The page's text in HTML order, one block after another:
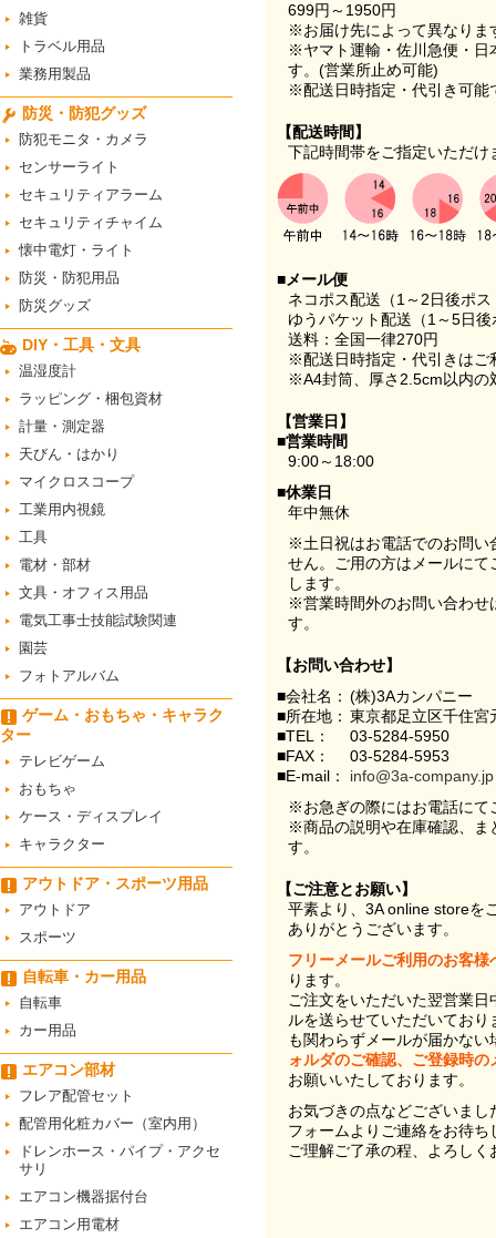
雑貨
トラベル用品
業務用製品
防災・防犯グッズ
防犯モニタ・カメラ
センサーライト
セキュリティアラーム
セキュリティチャイム
懐中電灯・ライト
防災・防犯用品
防災グッズ
DIY・工具・文具
温湿度計
ラッピング・梱包資材
計量・測定器
天びん・はかり
マイクロスコープ
工業用内視鏡
工具
電材・部材
文具・オフィス用品
電気工事士技能試験関連
園芸
フォトアルバム
ゲーム・おもちゃ・キャラク
ター
テレビゲーム
おもちゃ
ケース・ディスプレイ
キャラクター
アウトドア・スポーツ用品
アウトドア
スポーツ
自転車・カー用品
自転車
カー用品
エアコン部材
フレア配管セット
配管用化粧カバー（室内用）
ドレンホース・パイプ・アクセ
サリ
エアコン機器据付台
エアコン用電材
699円～1950円
※お届け先によって異なりま
※ヤマト運輸・佐川急便・日
す。(営業所止め可能)
※配送日時指定・代引き可能
【配送時間】
下記時間帯をご指定いただけ
■メール便
ネコポス配送（1～2日後ポ
ゆうパケット配送（1～5日
送料：全国一律270円
※配送日時指定・代引きはご
※A4封筒、厚さ2.5cm以内の
【営業日】
■営業時間
9:00～18:00
■休業日
年中無休
※土日祝はお電話でのお問い
せん。ご用の方はメールに
します。
※営業時間外のお問い合わせ
す。
【お問い合わせ】
■会社名： (株)3Aカンパニー
■所在地： 東京都足立区千住
■TEL：
03-5284-5950
■FAX：
03-5284-5953
■E-mail：
info@3a-company.jp
※お急ぎの際にはお電話にて
※商品の説明や在庫確認、ま
す。
【ご注意とお願い】
平素より、3A online storeを
ありがとうございます。
フリーメールご利用のお客様
ります。
ご注文をいただいた翌営業
ルを送らせていただいてお
も関わらずメールが届かない
ォルダのご確認、ご登録時
お願いいたしております。
お気づきの点などございま
フォームよりご連絡をお待ち
ご理解ご了承の程、よろし